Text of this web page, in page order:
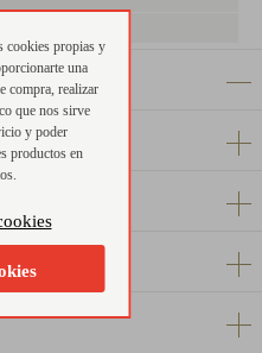
cookies propias y
una
compra, realizar
que nos sirve
y poder
productos en